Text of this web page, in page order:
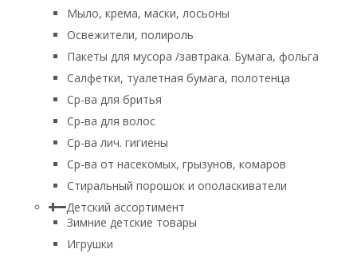
Мыло, крема, маски, лосьоны
Освежители, полироль
Пакеты для мусора /завтрака. Бумага, фольга
Салфетки, туалетная бумага, полотенца
Ср-ва для бритья
Ср-ва для волос
Ср-ва лич. гигиены
Ср-ва от насекомых, грызунов, комаров
Стиральный порошок и ополаскиватели
Детский ассортимент
Зимние детские товары
Игрушки